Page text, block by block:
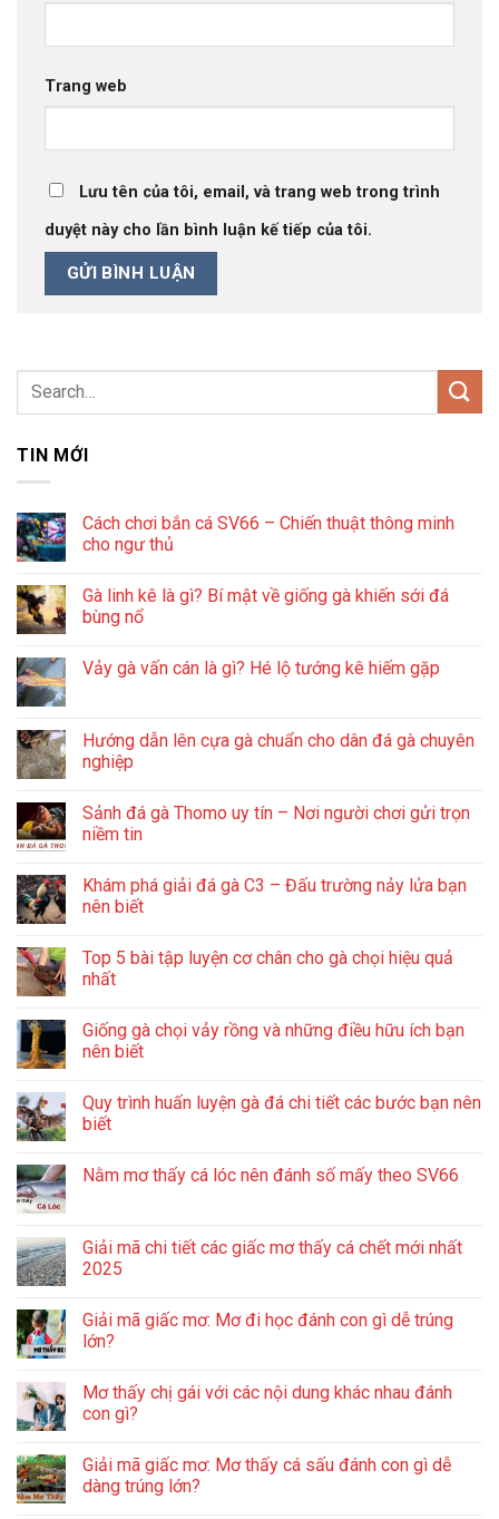
Trang web
Lưu tên của tôi, email, và trang web trong trình
duyệt này cho lần bình luận kế tiếp của tôi.
TIN MỚI
Cách chơi bắn cá SV66 – Chiến thuật thông minh
cho ngư thủ
Gà linh kê là gì? Bí mật về giống gà khiến sới đá
bùng nổ
Vảy gà vấn cán là gì? Hé lộ tướng kê hiếm gặp
Hướng dẫn lên cựa gà chuẩn cho dân đá gà chuyên
nghiệp
Sảnh đá gà Thomo uy tín – Nơi người chơi gửi trọn
niềm tin
Khám phá giải đá gà C3 – Đấu trường nảy lửa bạn
nên biết
Top 5 bài tập luyện cơ chân cho gà chọi hiệu quả
nhất
Giống gà chọi vảy rồng và những điều hữu ích bạn
nên biết
Quy trình huấn luyện gà đá chi tiết các bước bạn nên
biết
Nằm mơ thấy cá lóc nên đánh số mấy theo SV66
Giải mã chi tiết các giấc mơ thấy cá chết mới nhất
2025
Giải mã giấc mơ: Mơ đi học đánh con gì dễ trúng
lớn?
Mơ thấy chị gái với các nội dung khác nhau đánh
con gì?
Giải mã giấc mơ: Mơ thấy cá sấu đánh con gì dễ
dàng trúng lớn?